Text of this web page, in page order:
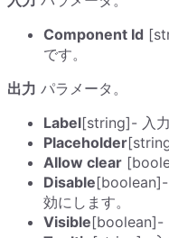
Component Id
です。
出力 パラメータ。
Label[string]- 入力
Placeholder
Allow clear
Disable[boolean]-
効にします。
Visible[boolean]-